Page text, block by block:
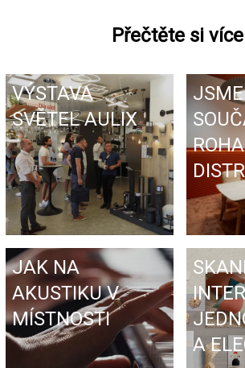
Přečtěte si
VÝSTAVA
SVĚTEL AULIX
JSME
JAK NA
AKUSTIKU V
MÍSTNOSTI
A